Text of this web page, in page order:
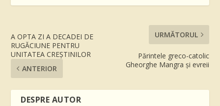
A OPTA ZI A DECADEI DE
RUGĂCIUNE PENTRU
UNITATEA CREŞTINILOR
ANTERIOR
URMĂTORUL
Părintele greco-catolic
Gheorghe Mangra și evreii
DESPRE AUTOR